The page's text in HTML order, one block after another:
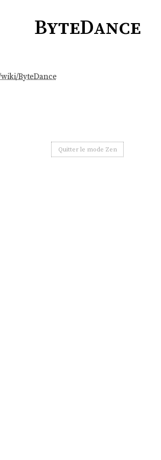
ByteDance
ByteDance
Quitter le mode Zen